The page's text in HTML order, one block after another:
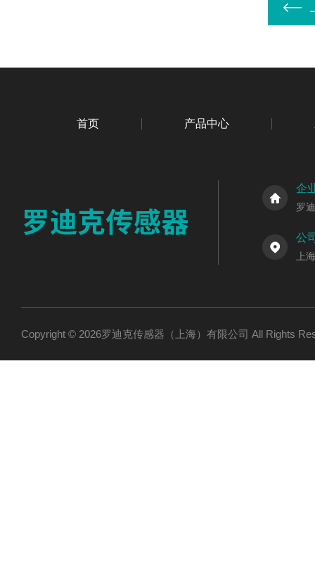
首页 产品中心
企
罗
公
上
Copyright © 2026罗迪克传感器（上海）有限公司 All Rights